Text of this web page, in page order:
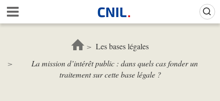
Aller
au
contenu
c
i
l
Les bases légales
La mission d’intérêt public : dans quels cas fonder un
traitement sur cette base légale ?
Gestion de vos préférences sur les cookies (témoins de connexion)